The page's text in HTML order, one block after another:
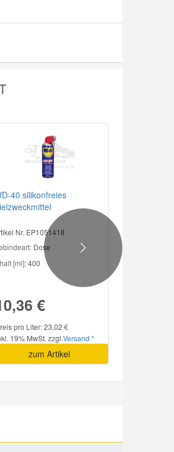
40 silikonfreies
Nr. EP1051418
Dose
[ml]:400
€
pro Liter: 23,02 €
19% MwSt. zzgl.Versand *
zum Artikel
Next